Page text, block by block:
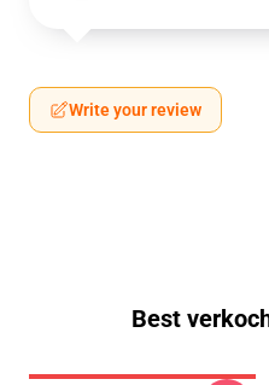
Write your review
Best